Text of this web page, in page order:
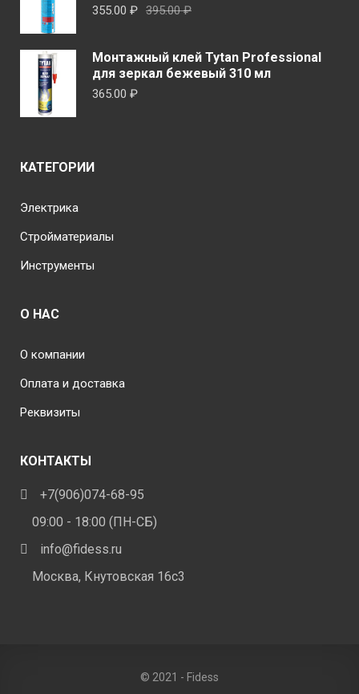
395.00₽Первоначальная
395.00 ₽.
355.00 ₽
Текущая
Монтажный клей Tytan Professional
для зеркал бежевый 310 мл
365.00 ₽
КАТЕГОРИИ
Электрика
Стройматериалы
Инструменты
О НАС
О компании
Оплата и доставка
Реквизиты
КОНТАКТЫ
+7(906)074-68-95
09:00 - 18:00 (ПН-СБ)
info@fidess.ru
Москва, Кнутовская 16с3
© 2021 - Fidess